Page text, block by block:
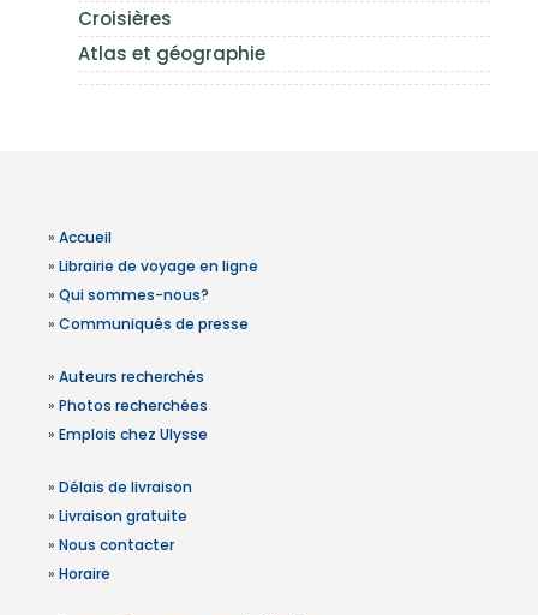
Croisières
Atlas et géographie
» Accueil
» Librairie de voyage en ligne
» Qui sommes-nous?
» Communiqués de presse
» Auteurs recherchés
» Photos recherchées
» Emplois chez Ulysse
» Délais de livraison
» Livraison gratuite
» Nous contacter
» Horaire